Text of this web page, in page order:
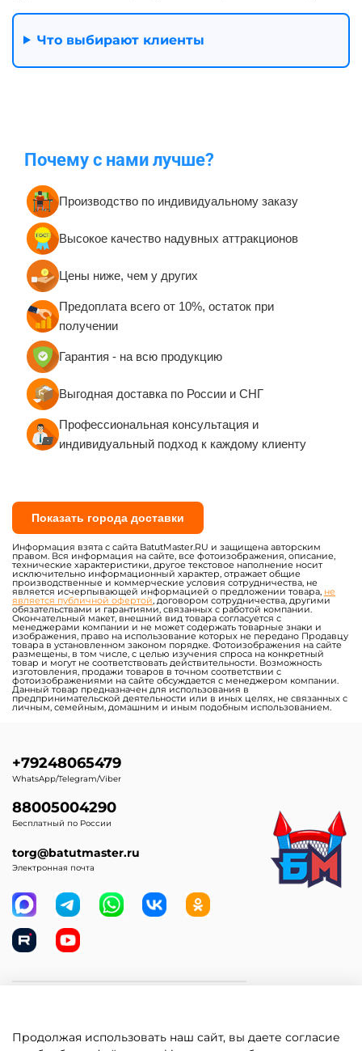
Надувные корабли для
бизнеса
Надувные полосы с
препятствиями для
Модули, блоки для полос
препятствий
Надувные батуты для
шариков
крышей (навесом)
Надувные парки
Продолжая использовать наш сайт, вы даете согласие